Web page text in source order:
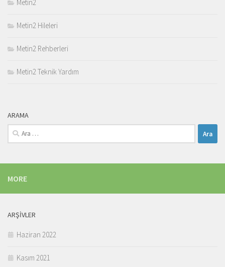
Metin2
Metin2 Hileleri
Metin2 Rehberleri
Metin2 Teknik Yardım
ARAMA
Arama:
MORE
ARŞIVLER
Haziran 2022
Kasım 2021